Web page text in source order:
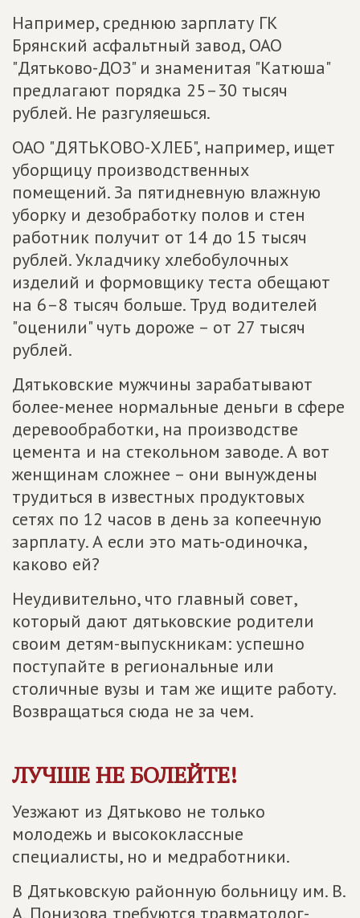
Например, среднюю зарплату ГК
Брянский асфальтный завод, ОАО
"Дятьково-ДОЗ" и знаменитая "Катюша"
предлагают порядка 25–30 тысяч
рублей. Не разгуляешься.
ОАО "ДЯТЬКОВО-ХЛЕБ", например, ищет
уборщицу производственных
помещений. За пятидневную влажную
уборку и дезобработку полов и стен
работник получит от 14 до 15 тысяч
рублей. Укладчику хлебобулочных
изделий и формовщику теста обещают
на 6–8 тысяч больше. Труд водителей
"оценили" чуть дороже – от 27 тысяч
рублей.
Дятьковские мужчины зарабатывают
более-менее нормальные деньги в сфере
деревообработки, на производстве
цемента и на стекольном заводе. А вот
женщинам сложнее – они вынуждены
трудиться в известных продуктовых
сетях по 12 часов в день за копеечную
зарплату. А если это мать-одиночка,
каково ей?
Неудивительно, что главный совет,
который дают дятьковские родители
своим детям-выпускникам: успешно
поступайте в региональные или
столичные вузы и там же ищите работу.
Возвращаться сюда не за чем.
ЛУЧШЕ НЕ БОЛЕЙТЕ!
Уезжают из Дятьково не только
молодежь и высококлассные
специалисты, но и медработники.
В Дятьковскую районную больницу им. В.
А. Понизова требуются травматолог-